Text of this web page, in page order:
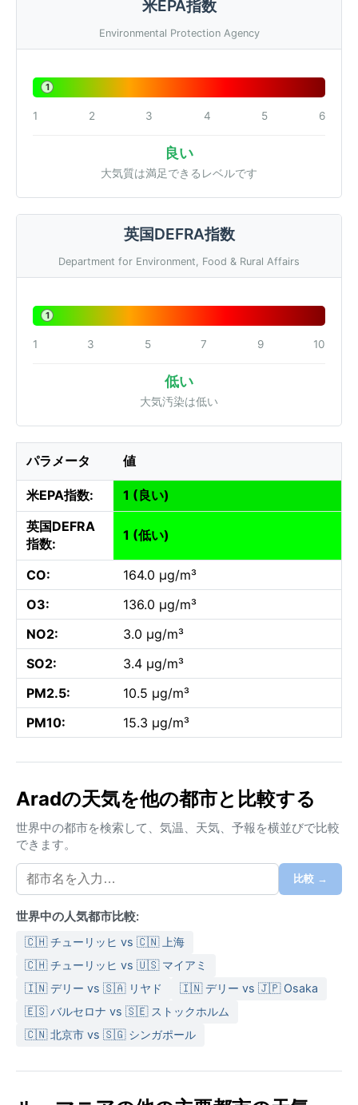
米EPA指数
Environmental Protection Agency
1
1 2 3 4 5 6
良い
大気質は満足できるレベルです
英国DEFRA指数
Department for Environment, Food & Rural Affairs
1
1 3 5 7 9 10
低い
大気汚染は低い
パラメータ 値
米EPA指数:
1 (良い)
英国DEFRA
指数:
1 (低い)
CO:
164.0 µg/m³
O3:
136.0 µg/m³
NO2:
3.0 µg/m³
SO2:
3.4 µg/m³
PM2.5:
10.5 µg/m³
PM10:
15.3 µg/m³
Aradの天気を他の都市と比較する
世界中の都市を検索して、気温、天気、予報を横並びで比較
できます。
比較 →
世界中の人気都市比較:
🇨🇭 チューリッヒ vs 🇨🇳 上海
🇨🇭 チューリッヒ vs 🇺🇸 マイアミ
🇮🇳 デリー vs 🇸🇦 リヤド
🇮🇳 デリー vs 🇯🇵 Osaka
🇪🇸 バルセロナ vs 🇸🇪 ストックホルム
🇨🇳 北京市 vs 🇸🇬 シンガポール